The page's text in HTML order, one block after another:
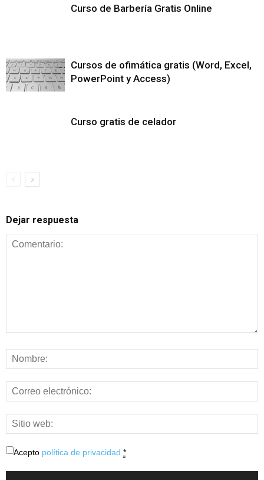
Curso de Barbería Gratis Online
Cursos de ofimática gratis (Word, Excel,
PowerPoint y Access)
Curso gratis de celador
Dejar respuesta
Acepto política de privacidad *